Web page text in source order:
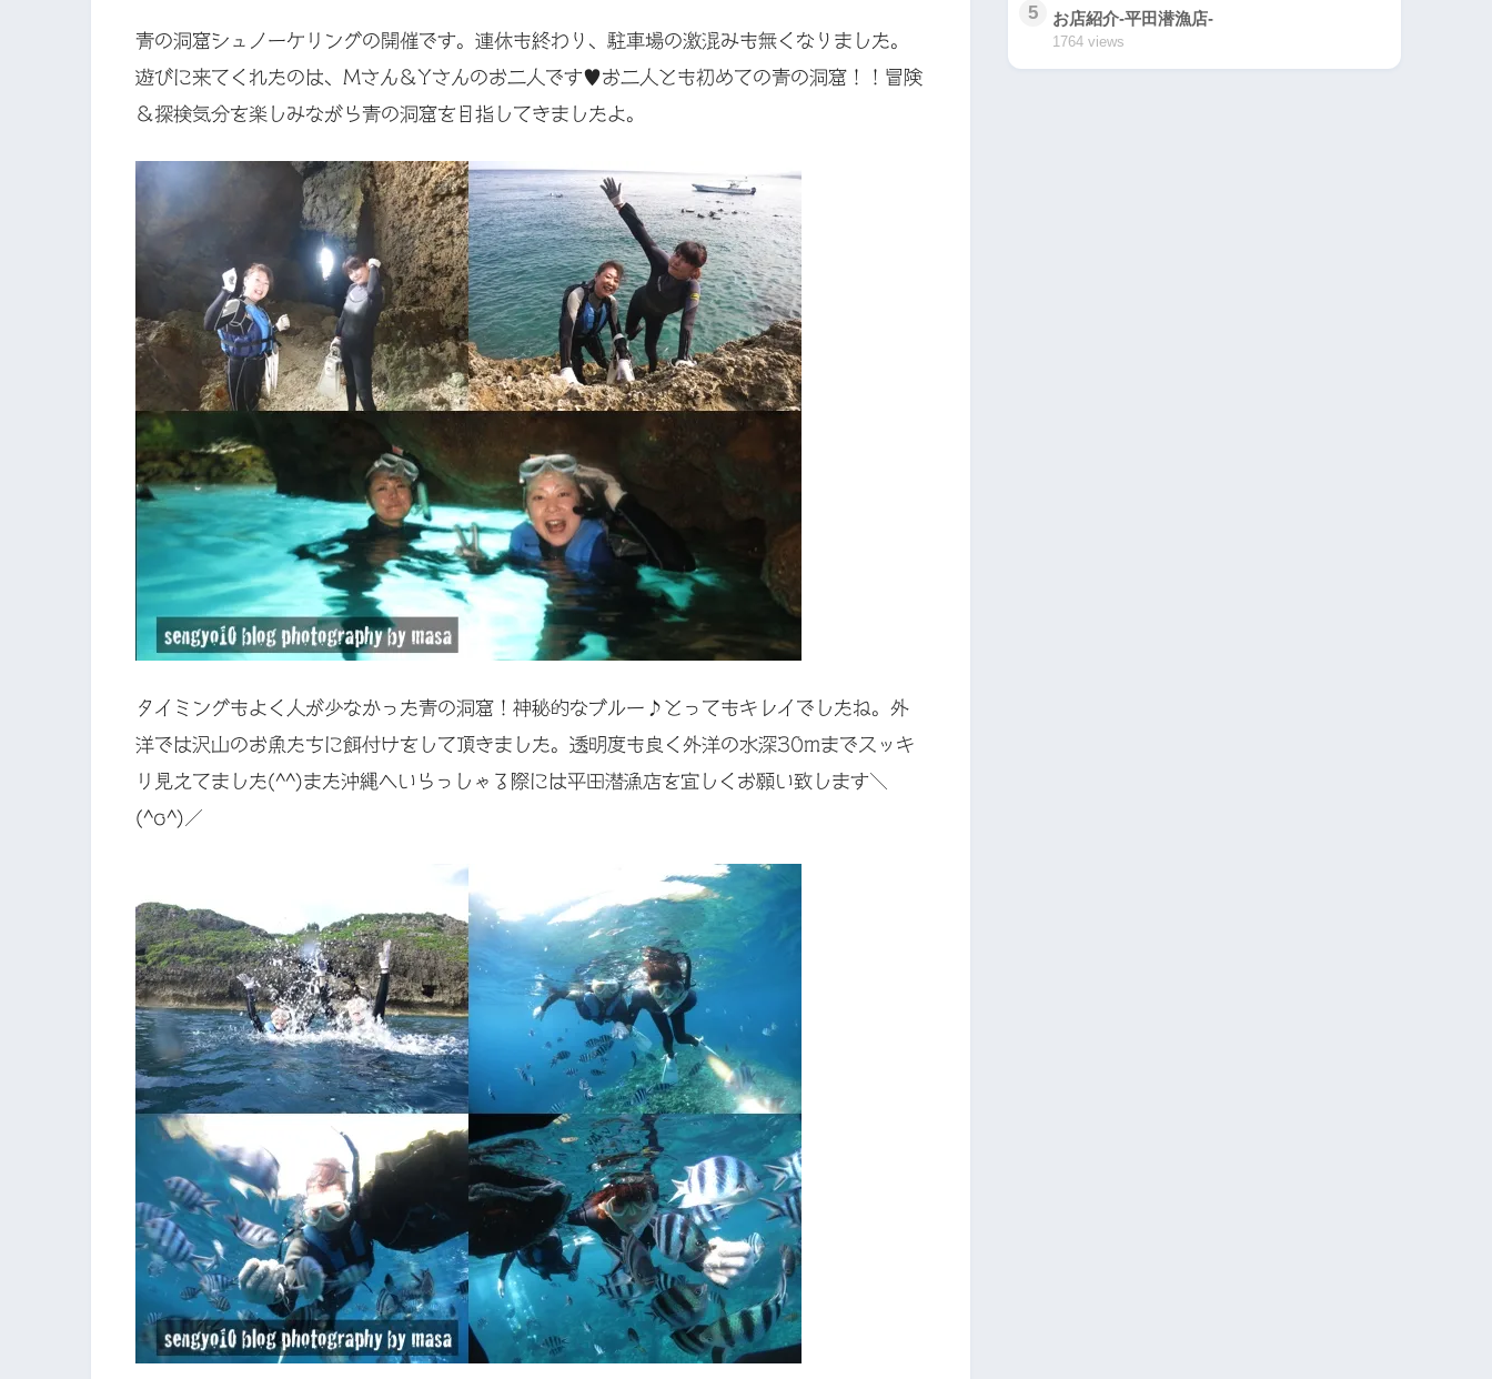
青の洞窟シュノーケリングの開催です。連休も終わり、駐車場の激混みも無くなりました。
遊びに来てくれたのは、Mさん＆Yさんのお二人です♥お二人とも初めての青の洞窟！！冒険
＆探検気分を楽しみながら青の洞窟を目指してきましたよ。
タイミングもよく人が少なかった青の洞窟！神秘的なブルー♪とってもキレイでしたね。外
洋では沢山のお魚たちに餌付けをして頂きました。透明度も良く外洋の水深30mまでスッキ
リ見えてました(^^)また沖縄へいらっしゃる際には平田潜漁店を宜しくお願い致します＼
(^o^)／
5 お店紹介-平田潜漁店-
1764 views